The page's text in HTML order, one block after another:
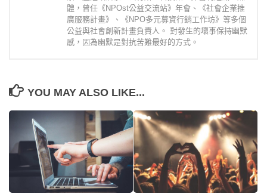
體，曾任《NPOst公益交流站》年會、《社會企業推
廣服務計畫》、《NPO多元募資行銷工作坊》等多個
公益與社會創新計畫負責人。 對發生的壞事保持幽默
感，因為幽默是對抗苦難最好的方式。
YOU MAY ALSO LIKE...